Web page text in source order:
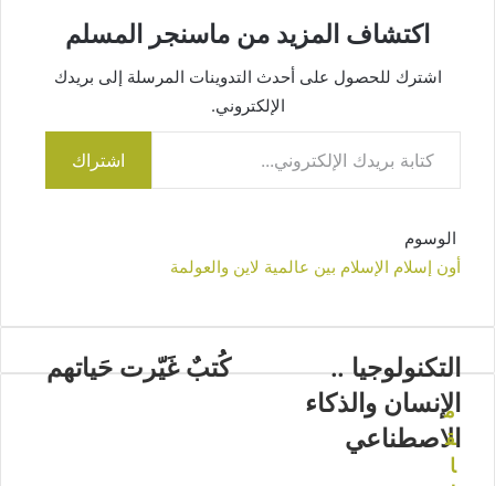
اكتشاف المزيد من ماسنجر المسلم
اشترك للحصول على أحدث التدوينات المرسلة إلى بريدك
الإلكتروني.
كتابة بريدك الإلكتروني...
اشتراك
الوسوم
أون إسلام الإسلام بين عالمية لاين والعولمة
كُتبٌ غَيّرت حَياتهم
التكنولوجيا ..
الإنسان والذكاء
الاصطناعي
م
ق
ا